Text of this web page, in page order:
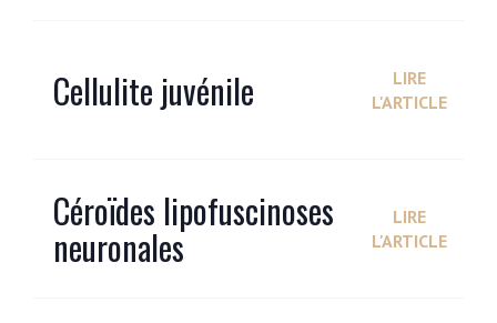
Cellulite juvénile
LIRE
L'ARTICLE
Céroïdes lipofuscinoses
neuronales
LIRE
L'ARTICLE